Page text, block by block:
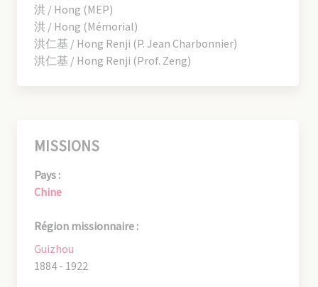
洪 / Hong (MEP)
洪 / Hong (Mémorial)
洪仁基 / Hong Renji (P. Jean Charbonnier)
洪仁基 / Hong Renji (Prof. Zeng)
MISSIONS
Pays :
Chine
Région missionnaire :
Guizhou
1884 - 1922